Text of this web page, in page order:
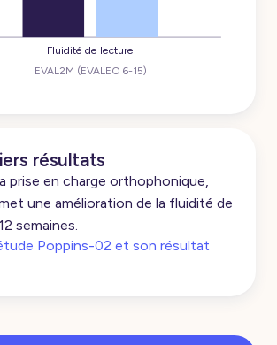
Fluidité de lecture
EVAL2M (EVALEO 6-15)
résultats
prise en charge orthophonique,
une amélioration de la fluidité de
semaines.
Poppins-02 et son résultat